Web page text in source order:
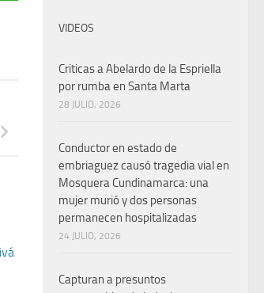
VIDEOS
Criticas a Abelardo de la Espriella
por rumba en Santa Marta
28 JULIO, 2026
Conductor en estado de
embriaguez causó tragedia vial en
Mosquera Cundinamarca: una
mujer murió y dos personas
permanecen hospitalizadas
24 JULIO, 2026
Capturan a presuntos